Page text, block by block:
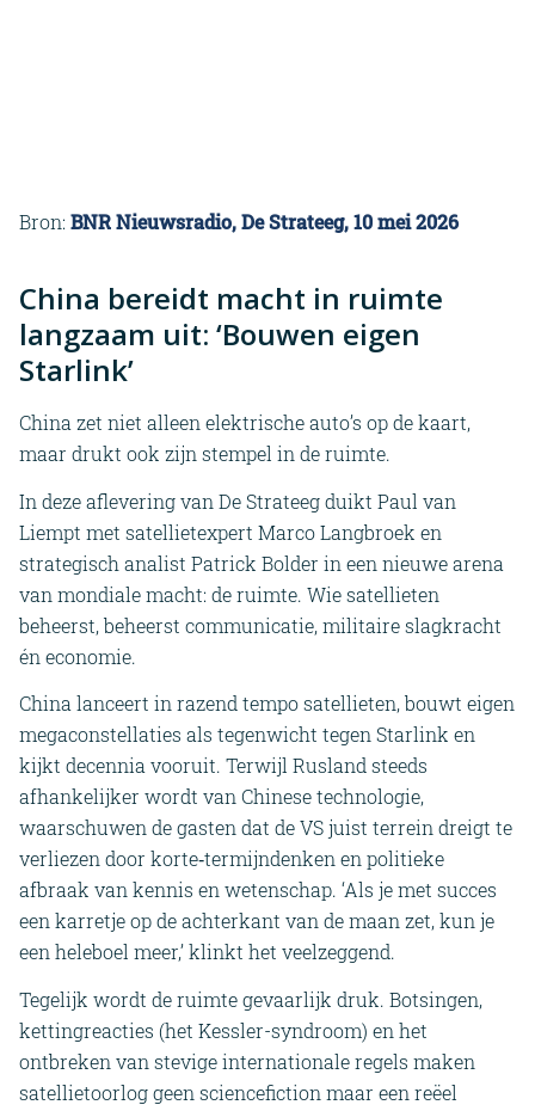
Bron: BNR Nieuwsradio, De Strateeg, 10 mei 2026
China bereidt macht in ruimte
langzaam uit: ‘Bouwen eigen
Starlink’
China zet niet alleen elektrische auto’s op de kaart,
maar drukt ook zijn stempel in de ruimte.
In deze aflevering van De Strateeg duikt Paul van
Liempt met satellietexpert Marco Langbroek en
strategisch analist Patrick Bolder in een nieuwe arena
van mondiale macht: de ruimte. Wie satellieten
beheerst, beheerst communicatie, militaire slagkracht
én economie.
China lanceert in razend tempo satellieten, bouwt eigen
megaconstellaties als tegenwicht tegen Starlink en
kijkt decennia vooruit. Terwijl Rusland steeds
afhankelijker wordt van Chinese technologie,
waarschuwen de gasten dat de VS juist terrein dreigt te
verliezen door korte‑termijndenken en politieke
afbraak van kennis en wetenschap. ‘Als je met succes
een karretje op de achterkant van de maan zet, kun je
een heleboel meer,’ klinkt het veelzeggend.
Tegelijk wordt de ruimte gevaarlijk druk. Botsingen,
kettingreacties (het Kessler-syndroom) en het
ontbreken van stevige internationale regels maken
satellietoorlog geen sciencefiction maar een reëel